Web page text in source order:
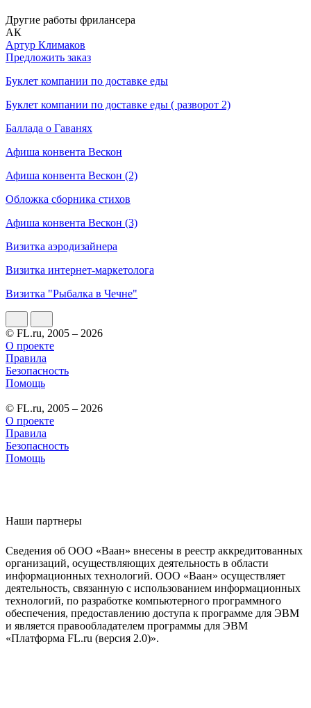
Другие работы фрилансера
АК
Артур Климаков
Предложить заказ
Буклет компании по доставке еды
Буклет компании по доставке еды ( разворот 2)
Баллада о Гаванях
Афиша конвента Вескон
Афиша конвента Вескон (2)
Обложка сборника стихов
Афиша конвента Вескон (3)
Визитка аэродизайнера
Визитка интернет-маркетолога
Визитка "Рыбалка в Чечне"
© FL.ru, 2005 – 2026
О проекте
Правила
Безопасность
Помощь
© FL.ru, 2005 – 2026
О проекте
Правила
Безопасность
Помощь
Наши партнеры
Сведения об ООО «Ваан» внесены в реестр аккредитованных
организаций, осуществляющих деятельность в области
информационных технологий. ООО «Ваан» осуществляет
деятельность, связанную с использованием информационных
технологий, по разработке компьютерного программного
обеспечения, предоставлению доступа к программе для ЭВМ
и является правообладателем программы для ЭВМ
«Платформа FL.ru (версия 2.0)».